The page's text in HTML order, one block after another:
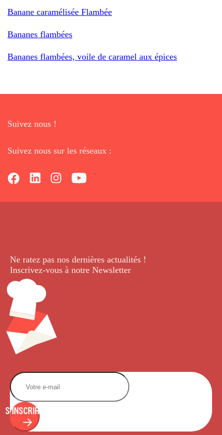
Banane caramélisée Flambée
Bananes flambées
Bananes flambées, voile de caramel aux épices
Suivez nous !
Suivez nous sur les réseaux :
Ne ratez pas nos dernières actualités !
Inscrivez-vous à notre Newsletter.
S'INSCRIRE